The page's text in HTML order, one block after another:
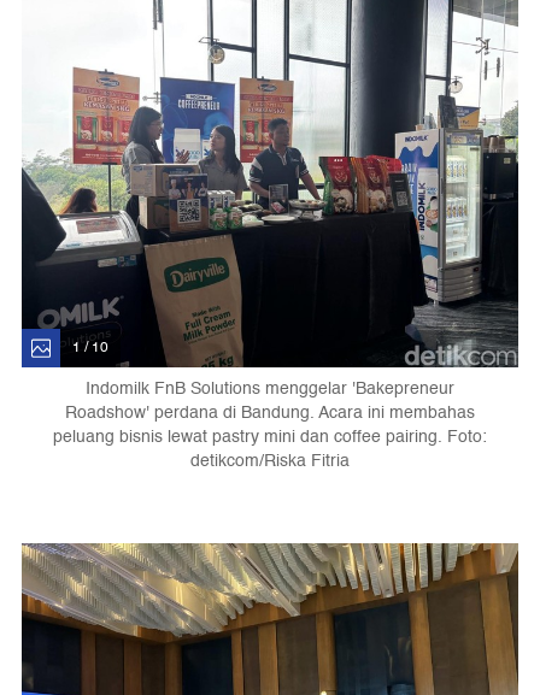
1 / 10
Indomilk FnB Solutions menggelar 'Bakepreneur
Roadshow' perdana di Bandung. Acara ini membahas
peluang bisnis lewat pastry mini dan coffee pairing. Foto:
detikcom/Riska Fitria